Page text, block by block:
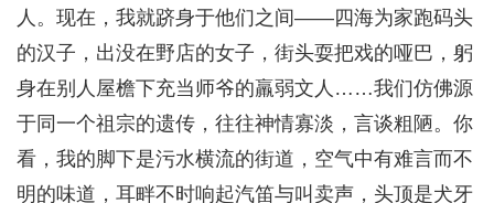
人。现在，我就跻身于他们之间——四海为家跑码头
的汉子，出没在野店的女子，街头耍把戏的哑巴，躬
身在别人屋檐下充当师爷的羸弱文人……我们仿佛源
于同一个祖宗的遗传，往往神情寡淡，言谈粗陋。你
看，我的脚下是污水横流的街道，空气中有难言而不
明的味道，耳畔不时响起汽笛与叫卖声，头顶是犬牙